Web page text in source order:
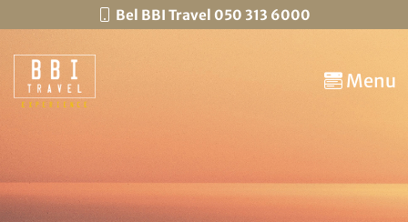
Bel BBI Travel 050 313 6000
Menu